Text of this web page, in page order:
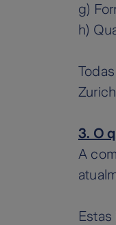
g)
h)
3. O
A